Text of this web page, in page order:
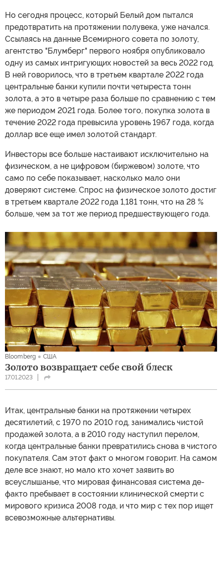
Но сегодня процесс, который Белый дом пытался
предотвратить на протяжении полувека, уже начался.
Ссылаясь на данные Всемирного совета по золоту,
агентство "Блумберг" первого ноября опубликовало
одну из самых интригующих новостей за весь 2022 год.
В ней говорилось, что в третьем квартале 2022 года
центральные банки купили почти четыреста тонн
золота, а это в четыре раза больше по сравнению с тем
же периодом 2021 года. Более того, покупка золота в
течение 2022 года превысила уровень 1967 года, когда
доллар все еще имел золотой стандарт.
Инвесторы все больше настаивают исключительно на
физическом, а не цифровом (биржевом) золоте, что
само по себе показывает, насколько мало они
доверяют системе. Спрос на физическое золото достиг
в третьем квартале 2022 года 1,181 тонн, что на 28 %
больше, чем за тот же период предшествующего года.
Bloomberg США
Золото возвращает себе свой блеск
17.01.2023
Итак, центральные банки на протяжении четырех
десятилетий, с 1970 по 2010 год, занимались чистой
продажей золота, а в 2010 году наступил перелом,
когда центральные банки превратились снова в чистого
покупателя. Сам этот факт о многом говорит. На самом
деле все знают, но мало кто хочет заявить во
всеуслышанье, что мировая финансовая система де-
факто пребывает в состоянии клинической смерти с
мирового кризиса 2008 года, и что мир с тех пор ищет
всевозможные альтернативы.